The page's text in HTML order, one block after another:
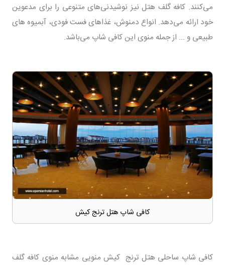
می‌کنند. کافه گلف هتل نیز نوشیدنی‌های متنوعی را برای مدعوین
خود ارائه می‌دهد. انواع دمنوش، غذاهای فست فودی، آبمیوه های
طبیعی و ... از جمله منوی این کافی شاپ می‌باشد.
کافی شاپ هتل ترنج کیش
کافی شاپ ساحلی هتل ترنج کیش منویی مشابه منوی کافه گلف